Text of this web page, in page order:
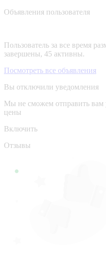
Объявления пользователя
Пользователь за все время
завершены, 45 активны.
Посмотреть все объявления
Вы отключили уведомления
Мы не сможем отправить вам
цены
Включить
Отзывы